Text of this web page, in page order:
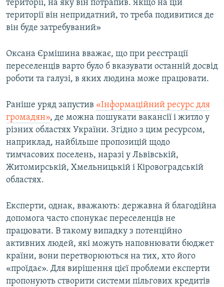
території, на яку він потрапив. Якщо на цій
території він непридатний, то треба подивитися де
він буде затребуваний»
Оксана Єрмішина вважає, що при реєстрації
переселенців варто було б вказувати останній досвід
роботи та галузі, в яких людина може працювати.
Раніше уряд запустив «Інформаційний ресурс для
громадян», де можна пошукати вакансії і житло у
різних областях України. Згідно з цим ресурсом,
наприклад, найбільше пропозицій щодо
тимчасових поселень, наразі у Львівській,
Житомирській, Хмельницькій і Кіровоградській
областях.
Експерти, однак, вважають: державна й благодійна
допомога часто спонукає переселенців не
працювати. В такому випадку з потенційно
активних людей, які можуть наповнювати бюджет
країни, вони перетворюються на тих, хто його
«проїдає». Для вирішення цієї проблеми експерти
пропонують створити системи пільгових кредитів